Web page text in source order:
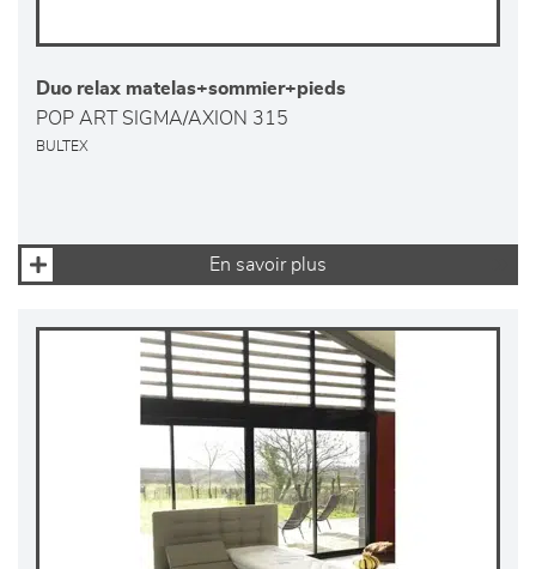
Duo relax matelas+sommier+pieds
POP ART SIGMA/AXION 315
BULTEX
En savoir plus